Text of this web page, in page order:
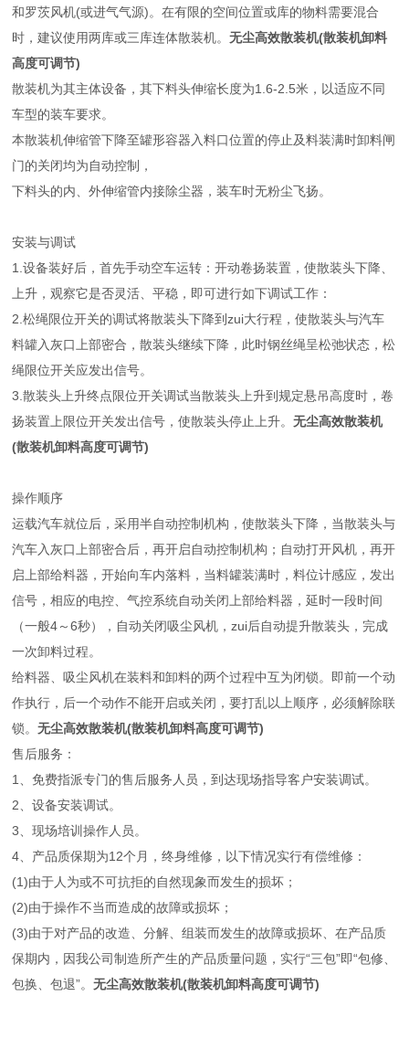
和罗茨风机(或进气气源)。在有限的空间位置或库的物料需要混合
时，建议使用两库或三库连体散装机。无尘高效散装机(散装机卸料
高度可调节)
散装机为其主体设备，其下料头伸缩长度为1.6-2.5米，以适应不同
车型的装车要求。
本散装机伸缩管下降至罐形容器入料口位置的停止及料装满时卸料闸
门的关闭均为自动控制，
下料头的内、外伸缩管内接除尘器，装车时无粉尘飞扬。
安装与调试
1.设备装好后，首先手动空车运转：开动卷扬装置，使散装头下降、
上升，观察它是否灵活、平稳，即可进行如下调试工作：
2.松绳限位开关的调试将散装头下降到zui大行程，使散装头与汽车
料罐入灰口上部密合，散装头继续下降，此时钢丝绳呈松弛状态，松
绳限位开关应发出信号。
3.散装头上升终点限位开关调试当散装头上升到规定悬吊高度时，卷
扬装置上限位开关发出信号，使散装头停止上升。无尘高效散装机
(散装机卸料高度可调节)
操作顺序
运载汽车就位后，采用半自动控制机构，使散装头下降，当散装头与
汽车入灰口上部密合后，再开启自动控制机构；自动打开风机，再开
启上部给料器，开始向车内落料，当料罐装满时，料位计感应，发出
信号，相应的电控、气控系统自动关闭上部给料器，延时一段时间
（一般4～6秒），自动关闭吸尘风机，zui后自动提升散装头，完成
一次卸料过程。
给料器、吸尘风机在装料和卸料的两个过程中互为闭锁。即前一个动
作执行，后一个动作不能开启或关闭，要打乱以上顺序，必须解除联
锁。无尘高效散装机(散装机卸料高度可调节)
售后服务：
1、免费指派专门的售后服务人员，到达现场指导客户安装调试。
2、设备安装调试。
3、现场培训操作人员。
4、产品质保期为12个月，终身维修，以下情况实行有偿维修：
(1)由于人为或不可抗拒的自然现象而发生的损坏；
(2)由于操作不当而造成的故障或损坏；
(3)由于对产品的改造、分解、组装而发生的故障或损坏、在产品质
保期内，因我公司制造所产生的产品质量问题，实行“三包”即“包修、
包换、包退”。无尘高效散装机(散装机卸料高度可调节)